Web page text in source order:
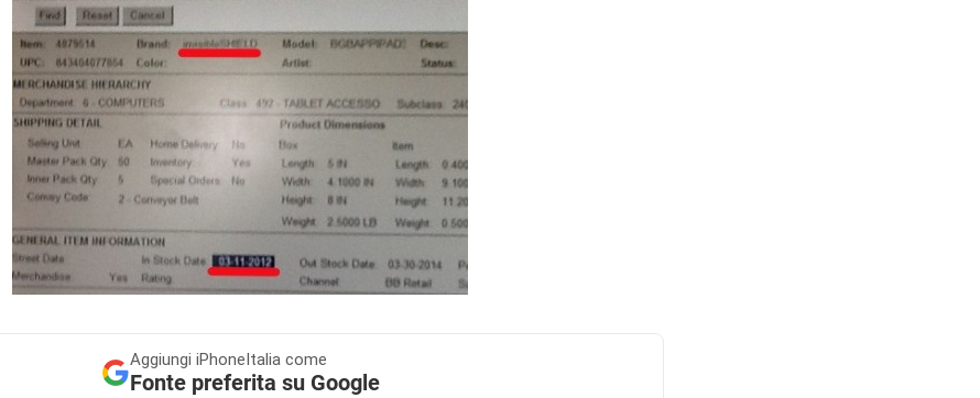
Aggiungi iPhoneItalia come
Fonte preferita su Google